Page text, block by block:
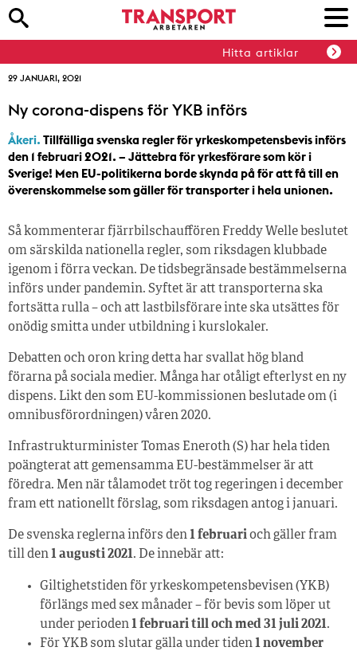
Hitta artiklar
29 JANUARI, 2021
Ny corona-dispens för YKB införs
Åkeri. Tillfälliga svenska regler för yrkeskompetensbevis införs
den 1 februari 2021. – Jättebra för yrkesförare som kör i
Sverige! Men EU-politikerna borde skynda på för att få till en
överenskommelse som gäller för transporter i hela unionen.
Så kommenterar fjärrbilschauffören Freddy Welle beslutet
om särskilda nationella regler, som riksdagen klubbade
igenom i förra veckan. De tidsbegränsade bestämmelserna
införs under pandemin. Syftet är att transporterna ska
fortsätta rulla – och att lastbilsförare inte ska utsättes för
onödig smitta under utbildning i kurslokaler.
Debatten och oron kring detta har svallat hög bland
förarna på sociala medier. Många har otåligt efterlyst en ny
dispens. Likt den som EU-kommissionen beslutade om (i
omnibusförordningen) våren 2020.
Infrastrukturminister Tomas Eneroth (S) har hela tiden
poängterat att gemensamma EU-bestämmelser är att
föredra. Men när tålamodet tröt tog regeringen i december
fram ett nationellt förslag, som riksdagen antog i januari.
De svenska reglerna införs den1 februarioch gäller fram
till den1 augusti 2021. De innebär att:
Giltighetstiden för yrkeskompetensbevisen (YKB)
förlängs med sex månader – för bevis som löper ut
under perioden1 februari till och med 31 juli 2021.
För YKB som slutar gälla under tiden1 november